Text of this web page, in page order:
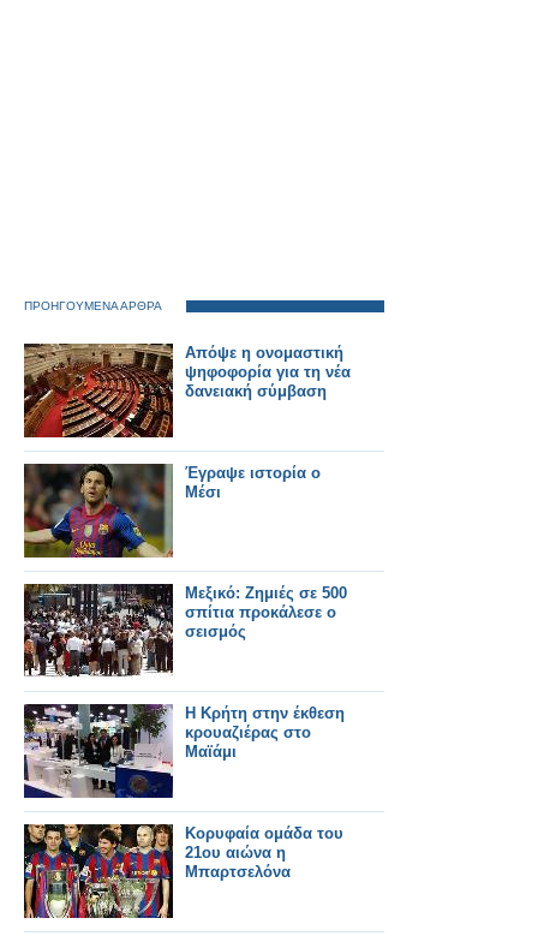
ΠΡΟΗΓΟΥΜΕΝΑ ΑΡΘΡΑ
Απόψε η ονομαστική
ψηφοφορία για τη νέα
δανειακή σύμβαση
Έγραψε ιστορία ο
Μέσι
Μεξικό: Ζημιές σε 500
σπίτια προκάλεσε ο
σεισμός
Η Κρήτη στην έκθεση
κρουαζιέρας στο
Μαϊάμι
Κορυφαία ομάδα του
21ου αιώνα η
Μπαρτσελόνα